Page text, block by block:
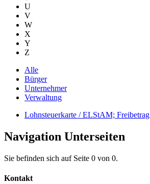
U
V
W
X
Y
Z
Alle
Bürger
Unternehmer
Verwaltung
Lohnsteuerkarte / ELStAM; Freibetrag
Navigation Unterseiten
Sie befinden sich auf Seite 0 von 0.
Kontakt